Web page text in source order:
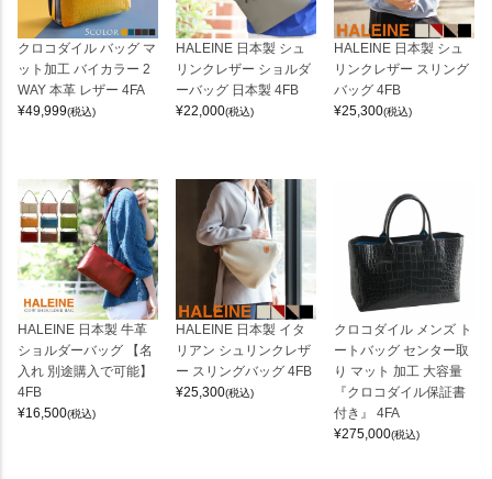
クロコダイル バッグ マ
ット加工 バイカラー 2
WAY 本革 レザー 4FA
¥49,999(税込)
HALEINE 日本製 シュ
リンクレザー ショルダ
ーバッグ 日本製 4FB
¥22,000(税込)
HALEINE 日本製 シュ
リンクレザー スリング
バッグ 4FB
¥25,300(税込)
HALEINE 日本製 牛革
ショルダーバッグ 【名
入れ 別途購入で可能】
4FB
¥16,500(税込)
HALEINE 日本製 イタ
リアン シュリンクレザ
ー スリングバッグ 4FB
¥25,300(税込)
クロコダイル メンズ ト
ートバッグ センター取
り マット 加工 大容量
『クロコダイル保証書
付き』 4FA
¥275,000(税込)